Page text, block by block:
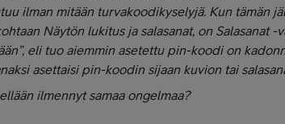
ilman mitään turvakoodikyselyjä. Kun tämän
Näytön lukitus ja salasanat, on Salasanat
eli tuo aiemmin asetettu pin-koodi on
asettaisi pin-koodin sijaan kuvion tai
ilmennyt samaa ongelmaa?